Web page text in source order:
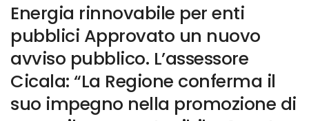
Energia rinnovabile per enti
pubblici Approvato un nuovo
avviso pubblico. L’assessore
Cicala: “La Regione conferma il
suo impegno nella promozione di